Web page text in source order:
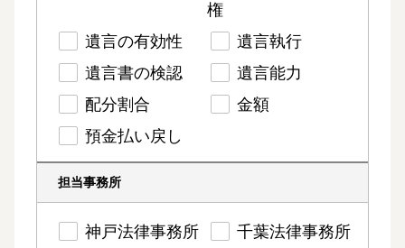
権
遺言の有効性
遺言執行
遺言書の検認
遺言能力
配分割合
金額
預金払い戻し
担当事務所
神戸法律事務所
千葉法律事務所